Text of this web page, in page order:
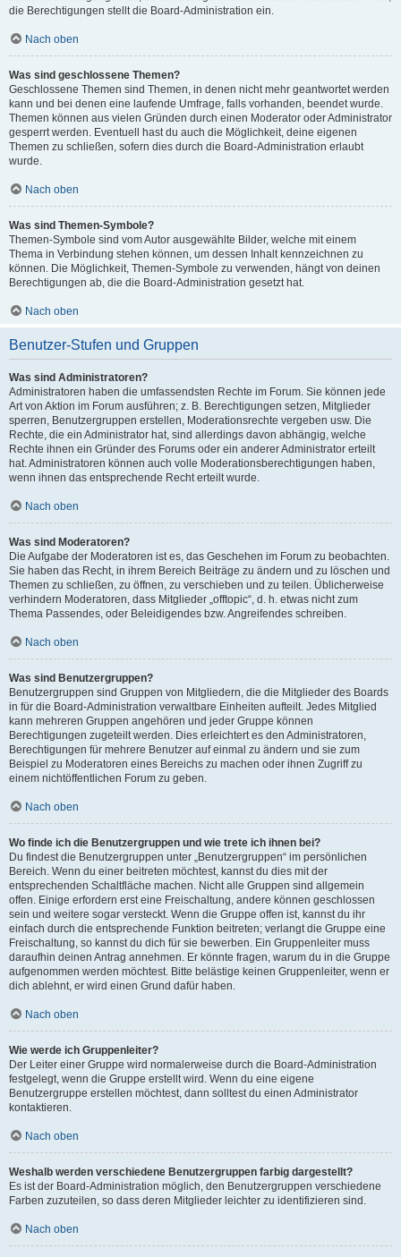
die Berechtigungen stellt die Board-Administration ein.
Nach oben
Was sind geschlossene Themen?
Geschlossene Themen sind Themen, in denen nicht mehr geantwortet werden
kann und bei denen eine laufende Umfrage, falls vorhanden, beendet wurde.
Themen können aus vielen Gründen durch einen Moderator oder Administrator
gesperrt werden. Eventuell hast du auch die Möglichkeit, deine eigenen
Themen zu schließen, sofern dies durch die Board-Administration erlaubt
wurde.
Nach oben
Was sind Themen-Symbole?
Themen-Symbole sind vom Autor ausgewählte Bilder, welche mit einem
Thema in Verbindung stehen können, um dessen Inhalt kennzeichnen zu
können. Die Möglichkeit, Themen-Symbole zu verwenden, hängt von deinen
Berechtigungen ab, die die Board-Administration gesetzt hat.
Nach oben
Benutzer-Stufen und Gruppen
Was sind Administratoren?
Administratoren haben die umfassendsten Rechte im Forum. Sie können jede
Art von Aktion im Forum ausführen; z. B. Berechtigungen setzen, Mitglieder
sperren, Benutzergruppen erstellen, Moderationsrechte vergeben usw. Die
Rechte, die ein Administrator hat, sind allerdings davon abhängig, welche
Rechte ihnen ein Gründer des Forums oder ein anderer Administrator erteilt
hat. Administratoren können auch volle Moderationsberechtigungen haben,
wenn ihnen das entsprechende Recht erteilt wurde.
Nach oben
Was sind Moderatoren?
Die Aufgabe der Moderatoren ist es, das Geschehen im Forum zu beobachten.
Sie haben das Recht, in ihrem Bereich Beiträge zu ändern und zu löschen und
Themen zu schließen, zu öffnen, zu verschieben und zu teilen. Üblicherweise
verhindern Moderatoren, dass Mitglieder „offtopic“, d. h. etwas nicht zum
Thema Passendes, oder Beleidigendes bzw. Angreifendes schreiben.
Nach oben
Was sind Benutzergruppen?
Benutzergruppen sind Gruppen von Mitgliedern, die die Mitglieder des Boards
in für die Board-Administration verwaltbare Einheiten aufteilt. Jedes Mitglied
kann mehreren Gruppen angehören und jeder Gruppe können
Berechtigungen zugeteilt werden. Dies erleichtert es den Administratoren,
Berechtigungen für mehrere Benutzer auf einmal zu ändern und sie zum
Beispiel zu Moderatoren eines Bereichs zu machen oder ihnen Zugriff zu
einem nichtöffentlichen Forum zu geben.
Nach oben
Wo finde ich die Benutzergruppen und wie trete ich ihnen bei?
Du findest die Benutzergruppen unter „Benutzergruppen“ im persönlichen
Bereich. Wenn du einer beitreten möchtest, kannst du dies mit der
entsprechenden Schaltfläche machen. Nicht alle Gruppen sind allgemein
offen. Einige erfordern erst eine Freischaltung, andere können geschlossen
sein und weitere sogar versteckt. Wenn die Gruppe offen ist, kannst du ihr
einfach durch die entsprechende Funktion beitreten; verlangt die Gruppe eine
Freischaltung, so kannst du dich für sie bewerben. Ein Gruppenleiter muss
daraufhin deinen Antrag annehmen. Er könnte fragen, warum du in die Gruppe
aufgenommen werden möchtest. Bitte belästige keinen Gruppenleiter, wenn er
dich ablehnt, er wird einen Grund dafür haben.
Nach oben
Wie werde ich Gruppenleiter?
Der Leiter einer Gruppe wird normalerweise durch die Board-Administration
festgelegt, wenn die Gruppe erstellt wird. Wenn du eine eigene
Benutzergruppe erstellen möchtest, dann solltest du einen Administrator
kontaktieren.
Nach oben
Weshalb werden verschiedene Benutzergruppen farbig dargestellt?
Es ist der Board-Administration möglich, den Benutzergruppen verschiedene
Farben zuzuteilen, so dass deren Mitglieder leichter zu identifizieren sind.
Nach oben